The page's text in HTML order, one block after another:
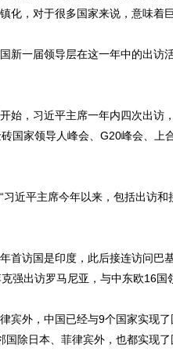
化，对于很多国家来说，意味着
一届领导层在这一年中的出访
，习近平主席一年内四次出访
国家领导人峰会、G20峰会、上
平主席今年以来，包括出访和
访国是印度，此后接连访问巴
强出访罗马尼亚，与中东欧16国
外，中国已经与9个国家实现了
国除日本、菲律宾外，也都实现了